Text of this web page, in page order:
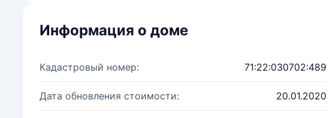
Информация о доме
Кадастровый номер: 71:22:030702:489
Дата обновления стоимости: 20.01.2020